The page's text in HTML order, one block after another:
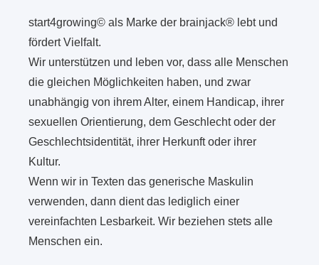
start4growing© als Marke der brainjack® lebt und
fördert Vielfalt.
Wir unterstützen und leben vor, dass alle Menschen
die gleichen Möglichkeiten haben, und zwar
unabhängig von ihrem Alter, einem Handicap, ihrer
sexuellen Orientierung, dem Geschlecht oder der
Geschlechtsidentität, ihrer Herkunft oder ihrer
Kultur.
Wenn wir in Texten das generische Maskulin
verwenden, dann dient das lediglich einer
vereinfachten Lesbarkeit. Wir beziehen stets alle
Menschen ein.